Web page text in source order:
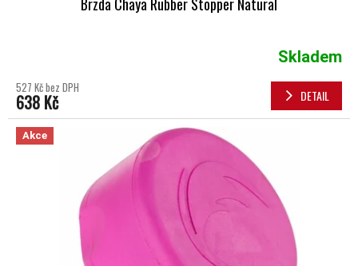
Skladem
527 Kč bez DPH
638 Kč DETAIL
Akce